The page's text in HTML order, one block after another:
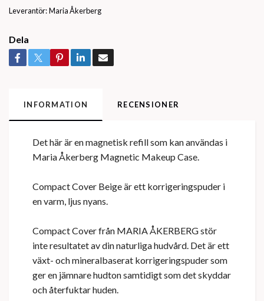
Leverantör:Maria Åkerberg
Dela
INFORMATION RECENSIONER
Det här är en magnetisk refill som kan användas i
Maria Åkerberg Magnetic Makeup Case.
Compact Cover Beige är ett korrigeringspuder i
en varm, ljus nyans.
Compact Cover från MARIA ÅKERBERG stör
inte resultatet av din naturliga hudvård. Det är ett
växt- och mineralbaserat korrigeringspuder som
ger en jämnare hudton samtidigt som det skyddar
och återfuktar huden.